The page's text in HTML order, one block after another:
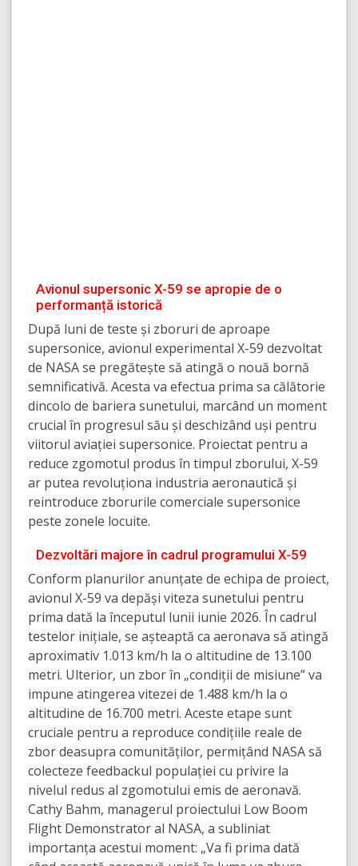
Avionul supersonic X-59 se apropie de o
performanță istorică
După luni de teste și zboruri de aproape
supersonice, avionul experimental X-59 dezvoltat
de NASA se pregătește să atingă o nouă bornă
semnificativă. Acesta va efectua prima sa călătorie
dincolo de bariera sunetului, marcând un moment
crucial în progresul său și deschizând uși pentru
viitorul aviației supersonice. Proiectat pentru a
reduce zgomotul produs în timpul zborului, X-59
ar putea revoluționa industria aeronautică și
reintroduce zborurile comerciale supersonice
peste zonele locuite.
Dezvoltări majore în cadrul programului X-59
Conform planurilor anunțate de echipa de proiect,
avionul X-59 va depăși viteza sunetului pentru
prima dată la începutul lunii iunie 2026. În cadrul
testelor inițiale, se așteaptă ca aeronava să atingă
aproximativ 1.013 km/h la o altitudine de 13.100
metri. Ulterior, un zbor în „condiții de misiune” va
impune atingerea vitezei de 1.488 km/h la o
altitudine de 16.700 metri. Aceste etape sunt
cruciale pentru a reproduce condițiile reale de
zbor deasupra comunităților, permițând NASA să
colecteze feedbackul populației cu privire la
nivelul redus al zgomotului emis de aeronavă.
Cathy Bahm, managerul proiectului Low Boom
Flight Demonstrator al NASA, a subliniat
importanța acestui moment: „Va fi prima dată